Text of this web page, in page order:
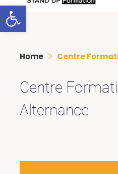
Home Centre
Centre
Alternance
Ouvrir la barre d’outils